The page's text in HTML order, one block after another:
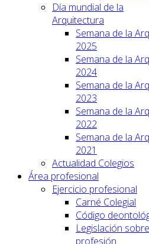
Día mundial de la
Arquitectura
Semana de la
2025
Semana de la
2024
Semana de la
2023
Semana de la
2022
Semana de la
2021
Actualidad Colegios
Área profesional
Ejercicio profesional
Carné Colegial
Código
Legislación
profesión